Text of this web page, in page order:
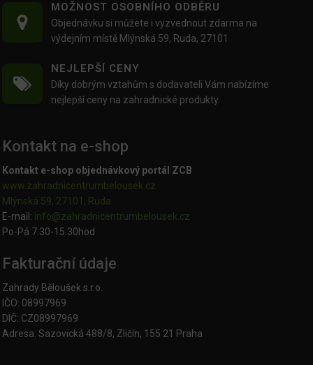
MOŽNOST OSOBNÍHO ODBĚRU
Objednávku si můžete i vyzvednout zdarma na
výdejním místě Mlýnská 59, Ruda, 27101
NEJLEPŠÍ CENY
Díky dobrým vztahům s dodavateli Vám nabízíme
nejlepší ceny na zahradnické produkty.
Kontakt na e-shop
Kontakt e-shop objednávkový portál ZCB
www.zahradnicentrumbelousek.cz
Mlýnská 59, 27101, Ruda
E-mail: info@zahradnicentrumbelousek. cz
Po-Pá 7:30-15:30hod
Fakturační údaje
Zahrady Běloušek s.r.o.
IČO: 08997969
DIČ: CZ08997969
Adresa: Sazovická 488/8, Zličín, 155 21 Praha